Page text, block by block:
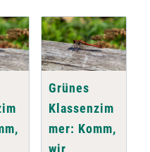
Grünes
Klassenzim
mer: Komm,
wir